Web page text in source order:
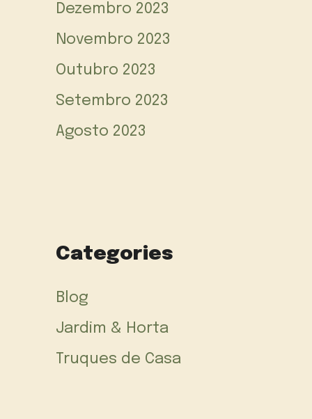
Dezembro 2023
Novembro 2023
Outubro 2023
Setembro 2023
Agosto 2023
Categories
Blog
Jardim & Horta
Truques de Casa